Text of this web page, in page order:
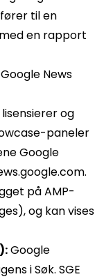
til en
en rapport
News
og
paneler
Google
på AMP-
og kan vises
Google
i Søk. SGE